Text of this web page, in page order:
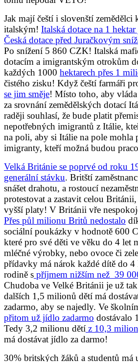
Jak mají čeští i slovenští zemědělci
italským! Italská dotace na 1
Česká dotace před Juračkovým
Po snížení 5 860 CZK! Italská
dotacím a imigrantským otrokům
každých 1000 hektarech přes 1
čistého zisku! Když čeští farmáři
se jim směje! Místo toho, aby
za srovnání zemědělských dotací
raději souhlasí, že bude platit
nepotřebných imigrantů z Itálie,
na poli, aby si Itálie na pole mohla
imigranty, kteří možná budou
Velká Británie se poprvé od roku
generální stávku. Britští
snášet drahotu, a rostoucí
protestovat a zastavit celou
vyšší platy! V Británii vře
Přes půl milionu Britů nedostalo
sociální poukázky v hodnotě 600
které pro své děti ve věku do 4 let
mléčné výrobky, nebo ovoce či
přídavky má nárok každé dítě do 4
rodině s příjmem nižším než 39
Chudoba ve Velké Británii je už
dalších 1,5 milionů dětí má
zadarmo, aby se najedly. Ve
přitom už jídlo zadarmo dostávalo
Tedy 3,2 milionu dětí z 10,3
má dostávat jídlo za darmo!
30% britských žáků a studentů má